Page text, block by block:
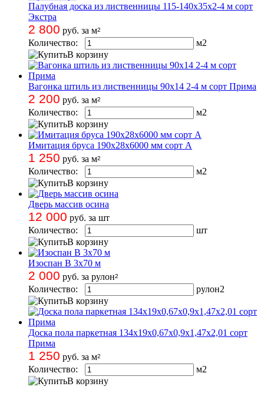
Палубная доска из лиственницы 115-140х35х2-4 м сорт
Экстра
2 800 руб. за м2
Количество: м2
В корзину
Вагонка штиль из лиственницы 90х14 2-4 м сорт Прима
2 200 руб. за м2
Количество: м2
В корзину
Имитация бруса 190х28х6000 мм сорт А
1 250 руб. за м2
Количество: м2
В корзину
Дверь массив осина
12 000 руб. за шт
Количество:
шт
В корзину
Изоспан В 3х70 м
2 000 руб. за рулон2
Количество: рулон2
В корзину
Доска пола паркетная 134х19х0,67х0,9х1,47х2,01 сорт
Прима
1 250 руб. за м2
Количество: м2
В корзину